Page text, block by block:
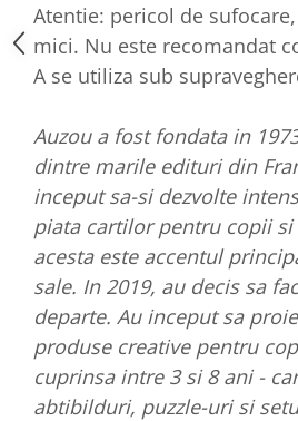
Atentie: pericol de
mici. Nu este recomandat
A se utiliza sub
Auzou a fost fondata in
dintre marile edituri din
inceput sa-si dezvolte
piata cartilor pentru copii
acesta este accentul
sale. In 2019, au decis sa
departe. Au inceput sa
produse creative pentru
cuprinsa intre 3 si 8 ani -
abtibilduri, puzzle-uri si